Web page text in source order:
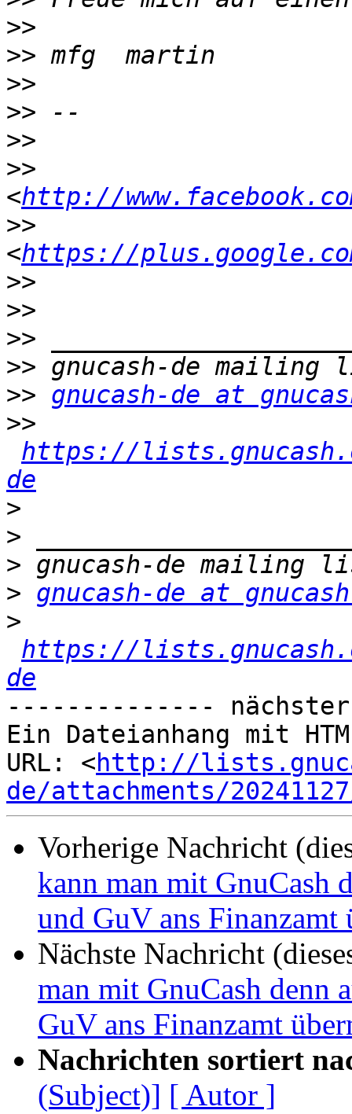
>>
>>
>>
>>
>>
>>
<http://
>>
<https://
>>
>>
>>
>>
>> gnucash-de at
>>
https://
de
>
>
>
> gnucash-de at
>
https://
de
--------------
Ein Dateianhang mit
URL: <http://
de/attachments/
Vorherige Nachricht
kann man mit GnuCash
und GuV ans Finanzamt
Nächste Nachricht
man mit GnuCash denn
GuV ans Finanzamt
Nachrichten sortiert
(Subject)] [ Autor ]